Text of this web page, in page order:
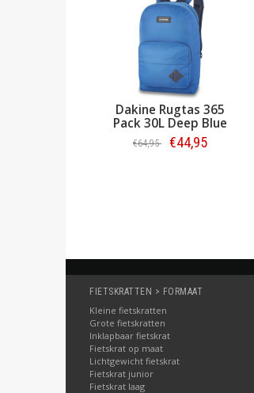
Dakine Rugtas 365
Pack 30L Deep Blue
€64,95 €44,95
FIETSKRATTEN > FORMAAT
Kleine fietskratten
Grote fietskratten
Inklapbaar fietskrat
Fietskrat op maat
Lichtgewicht fietskrat
Fietskrat junior
Fietskrat laag